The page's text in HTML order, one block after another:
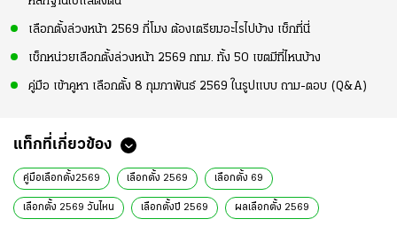
เลือกตั้งล่วงหน้า 2569 กี่โมง ต้องเตรียมอะไรไปบ้าง เช็กที่นี่
เช็กหน่วยเลือกตั้งล่วงหน้า 2569 กทม. ทั้ง 50 เขตมีที่ไหนบ้าง
คู่มือ เข้าคูหา เลือกตั้ง 8 กุมภาพันธ์ 2569 ในรูปแบบ ถาม-ตอบ (Q&A)
แท็กที่เกี่ยวข้อง
คู่มือเลือกตั้ง2569 เลือกตั้ง 2569 เลือกตั้ง 69
เลือกตั้ง 2569 วันไหน เลือกตั้งปี 2569 ผลเลือกตั้ง 2569